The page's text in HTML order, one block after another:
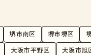
堺市南区 堺市堺区
大阪市平野区 大阪市旭